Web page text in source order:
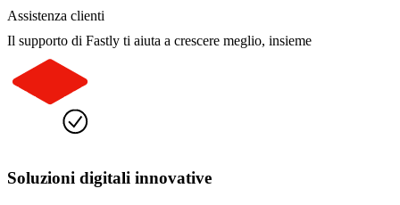
Assistenza clienti
Il supporto di Fastly ti aiuta a crescere meglio, insieme
Soluzioni digitali innovative